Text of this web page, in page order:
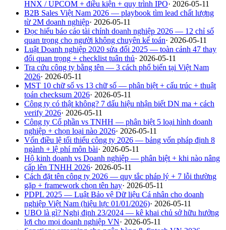
HNX / UPCOM + điều kiện + quy trình IPO· 2026-05-11
B2B Sales Việt Nam 2026 — playbook tìm lead chất lượng
từ 2M doanh nghiệp· 2026-05-11
Đọc hiểu báo cáo tài chính doanh nghiệp 2026 — 12 chỉ số
quan trọng cho người không chuyên kế toán· 2026-05-11
Luật Doanh nghiệp 2020 sửa đổi 2025 — toàn cảnh 47 thay
đổi quan trọng + checklist tuân thủ· 2026-05-11
Tra cứu công ty bằng tên — 3 cách phổ biến tại Việt Nam
2026· 2026-05-11
MST 10 chữ số vs 13 chữ số — phân biệt + cấu trúc + thuật
toán checksum 2026· 2026-05-11
Công ty có thật không? 7 dấu hiệu nhận biết DN ma + cách
verify 2026· 2026-05-11
Công ty Cổ phần vs TNHH — phân biệt 5 loại hình doanh
nghiệp + chọn loại nào 2026· 2026-05-11
Vốn điều lệ tối thiểu công ty 2026 — bảng vốn pháp định 8
ngành + lệ phí môn bài· 2026-05-11
Hộ kinh doanh vs Doanh nghiệp — phân biệt + khi nào nâng
cấp lên TNHH 2026· 2026-05-11
Cách đặt tên công ty 2026 — quy tắc pháp lý + 7 lỗi thường
gặp + framework chọn tên hay· 2026-05-11
PDPL 2025 — Luật Bảo vệ Dữ liệu Cá nhân cho doanh
nghiệp Việt Nam (hiệu lực 01/01/2026)· 2026-05-11
UBO là gì? Nghị định 23/2024 — kê khai chủ sở hữu hưởng
lợi cho mọi doanh nghiệp VN· 2026-05-11